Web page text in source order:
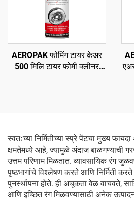
AEROPAK फोमिंग टायर केअर
500 मिलि टायर फोमी क्लीनर
स्वतःच्या निर्मितीच्या स्प्रे पेंटचा मुख्य
क्षमतेमध्ये आहे, ज्यामुळे अंदाज बाळगण्याची
उत्तम परिणाम मिळतात. व्यावसायिक रंग
पृष्ठभागांचे विश्लेषण करते आणि निर्मिती
पुनर्स्थापना होते. ही अचूकता वेळ वाचवते,
आणि इच्छित रंग मिळवण्यासाठी अनेक